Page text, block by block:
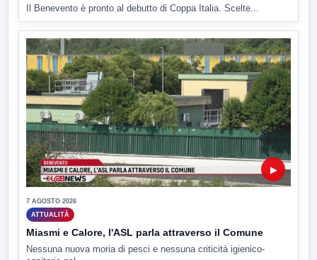
Il Benevento è pronto al debutto di Coppa Italia. Scelte...
▶
7 AGOSTO 2026
ATTUALITÀ
Miasmi e Calore, l'ASL parla attraverso il Comune
Nessuna nuova moria di pesci e nessuna criticità igienico-